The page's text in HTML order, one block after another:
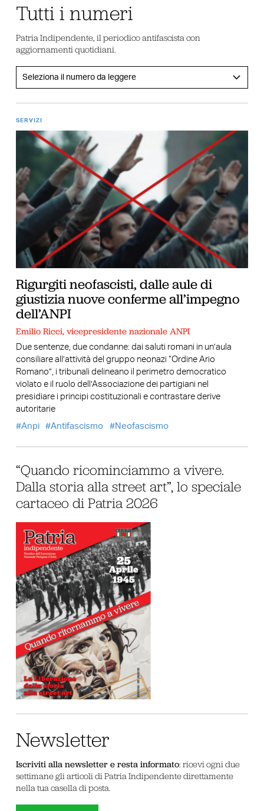
Tutti i numeri
Patria Indipendente, il periodico antifascista con
aggiornamenti quotidiani.
SERVIZI
Rigurgiti neofascisti, dalle aule di
giustizia nuove conferme all’impegno
dell’ANPI
Emilio Ricci, vicepresidente nazionale ANPI
Due sentenze, due condanne: dai saluti romani in un’aula
consiliare all’attività del gruppo neonazi “Ordine Ario
Romano”, i tribunali delineano il perimetro democratico
violato e il ruolo dell’Associazione dei partigiani nel
presidiare i principi costituzionali e contrastare derive
autoritarie
Anpi
Antifascismo Neofascismo
“Quando ricominciammo a vivere.
Dalla storia alla street art”, lo speciale
cartaceo di Patria 2026
Newsletter
Iscriviti alla newsletter e resta informato: ricevi ogni due
settimane gli articoli di Patria Indipendente direttamente
nella tua casella di posta.